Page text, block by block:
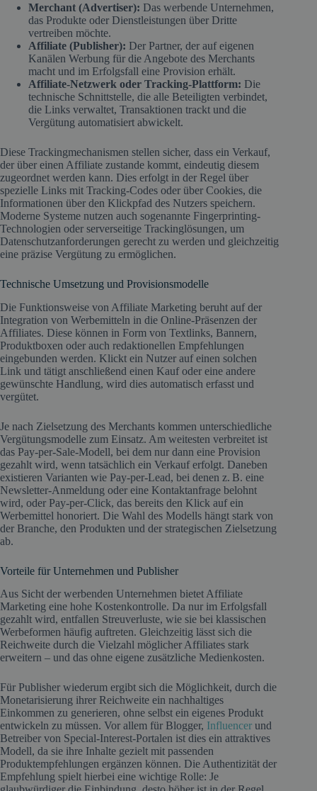
Merchant (Advertiser): Das werbende Unternehmen,
das Produkte oder Dienstleistungen über Dritte
vertreiben möchte.
Affiliate (Publisher): Der Partner, der auf eigenen
Kanälen Werbung für die Angebote des Merchants
macht und im Erfolgsfall eine Provision erhält.
Affiliate-Netzwerk oder Tracking-Plattform: Die
technische Schnittstelle, die alle Beteiligten verbindet,
die Links verwaltet, Transaktionen trackt und die
Vergütung automatisiert abwickelt.
Diese Trackingmechanismen stellen sicher, dass ein Verkauf,
der über einen Affiliate zustande kommt, eindeutig diesem
zugeordnet werden kann. Dies erfolgt in der Regel über
spezielle Links mit Tracking-Codes oder über Cookies, die
Informationen über den Klickpfad des Nutzers speichern.
Moderne Systeme nutzen auch sogenannte Fingerprinting-
Technologien oder serverseitige Trackinglösungen, um
Datenschutzanforderungen gerecht zu werden und gleichzeitig
eine präzise Vergütung zu ermöglichen.
Technische Umsetzung und Provisionsmodelle
Die Funktionsweise von Affiliate Marketing beruht auf der
Integration von Werbemitteln in die Online-Präsenzen der
Affiliates. Diese können in Form von Textlinks, Bannern,
Produktboxen oder auch redaktionellen Empfehlungen
eingebunden werden. Klickt ein Nutzer auf einen solchen
Link und tätigt anschließend einen Kauf oder eine andere
gewünschte Handlung, wird dies automatisch erfasst und
vergütet.
Je nach Zielsetzung des Merchants kommen unterschiedliche
Vergütungsmodelle zum Einsatz. Am weitesten verbreitet ist
das Pay-per-Sale-Modell, bei dem nur dann eine Provision
gezahlt wird, wenn tatsächlich ein Verkauf erfolgt. Daneben
existieren Varianten wie Pay-per-Lead, bei denen z. B. eine
Newsletter-Anmeldung oder eine Kontaktanfrage belohnt
wird, oder Pay-per-Click, das bereits den Klick auf ein
Werbemittel honoriert. Die Wahl des Modells hängt stark von
der Branche, den Produkten und der strategischen Zielsetzung
ab.
Vorteile für Unternehmen und Publisher
Aus Sicht der werbenden Unternehmen bietet Affiliate
Marketing eine hohe Kostenkontrolle. Da nur im Erfolgsfall
gezahlt wird, entfallen Streuverluste, wie sie bei klassischen
Werbeformen häufig auftreten. Gleichzeitig lässt sich die
Reichweite durch die Vielzahl möglicher Affiliates stark
erweitern – und das ohne eigene zusätzliche Medienkosten.
Für Publisher wiederum ergibt sich die Möglichkeit, durch die
Monetarisierung ihrer Reichweite ein nachhaltiges
Einkommen zu generieren, ohne selbst ein eigenes Produkt
entwickeln zu müssen. Vor allem für Blogger, Influencer und
Betreiber von Special-Interest-Portalen ist dies ein attraktives
Modell, da sie ihre Inhalte gezielt mit passenden
Produktempfehlungen ergänzen können. Die Authentizität der
Empfehlung spielt hierbei eine wichtige Rolle: Je